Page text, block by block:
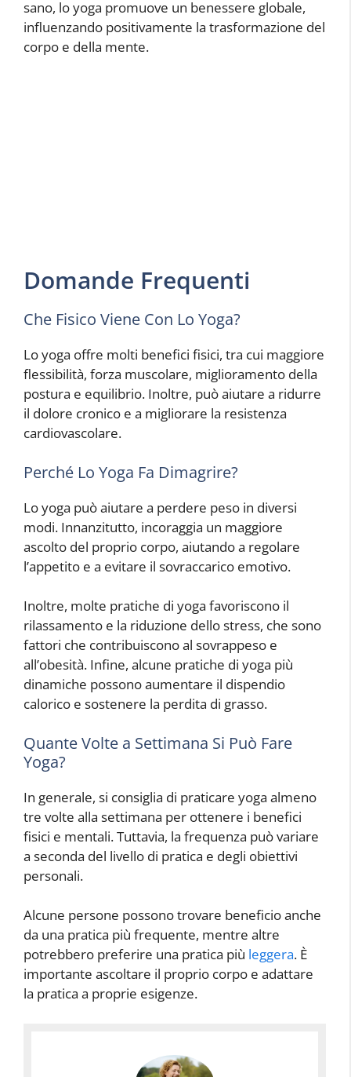
sano, lo yoga promuove un benessere globale,
influenzando positivamente la trasformazione del
corpo e della mente.
Domande Frequenti
Che Fisico Viene Con Lo Yoga?
Lo yoga offre molti benefici fisici, tra cui maggiore
flessibilità, forza muscolare, miglioramento della
postura e equilibrio. Inoltre, può aiutare a ridurre
il dolore cronico e a migliorare la resistenza
cardiovascolare.
Perché Lo Yoga Fa Dimagrire?
Lo yoga può aiutare a perdere peso in diversi
modi. Innanzitutto, incoraggia un maggiore
ascolto del proprio corpo, aiutando a regolare
l’appetito e a evitare il sovraccarico emotivo.
Inoltre, molte pratiche di yoga favoriscono il
rilassamento e la riduzione dello stress, che sono
fattori che contribuiscono al sovrappeso e
all’obesità. Infine, alcune pratiche di yoga più
dinamiche possono aumentare il dispendio
calorico e sostenere la perdita di grasso.
Quante Volte a Settimana Si Può Fare
Yoga?
In generale, si consiglia di praticare yoga almeno
tre volte alla settimana per ottenere i benefici
fisici e mentali. Tuttavia, la frequenza può variare
a seconda del livello di pratica e degli obiettivi
personali.
Alcune persone possono trovare beneficio anche
da una pratica più frequente, mentre altre
potrebbero preferire una pratica più leggera. È
importante ascoltare il proprio corpo e adattare
la pratica a proprie esigenze.